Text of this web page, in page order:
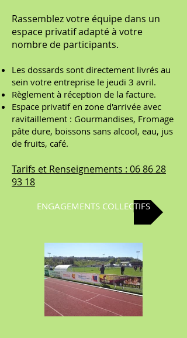
Rassemblez votre équipe dans un
espace privatif adapté à votre
nombre de participants.
Les dossards sont directement livrés au
sein votre entreprise le jeudi 3 avril.
Règlement à réception de la facture.
Espace privatif en zone d'arrivée avec
ravitaillement : Gourmandises, Fromage
pâte dure, boissons sans alcool, eau, jus
de fruits, café.
Tarifs et Renseignements : 06 86 28
93 18
ENGAGEMENTS COLLECTIFS